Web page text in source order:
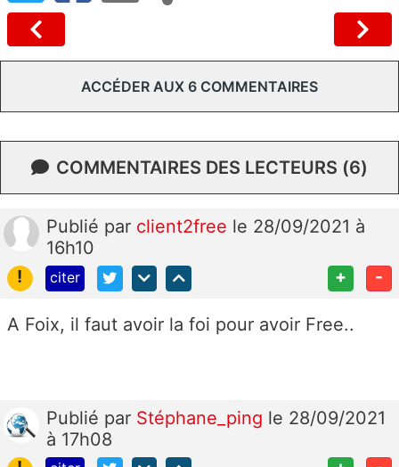
ACCÉDER AUX 6 COMMENTAIRES
COMMENTAIRES DES LECTEURS (6)
Publié par client2free le 28/09/2021 à
16h10
!
citer + -
A Foix, il faut avoir la foi pour avoir Free..
Publié par Stéphane_ping le 28/09/2021
à 17h08